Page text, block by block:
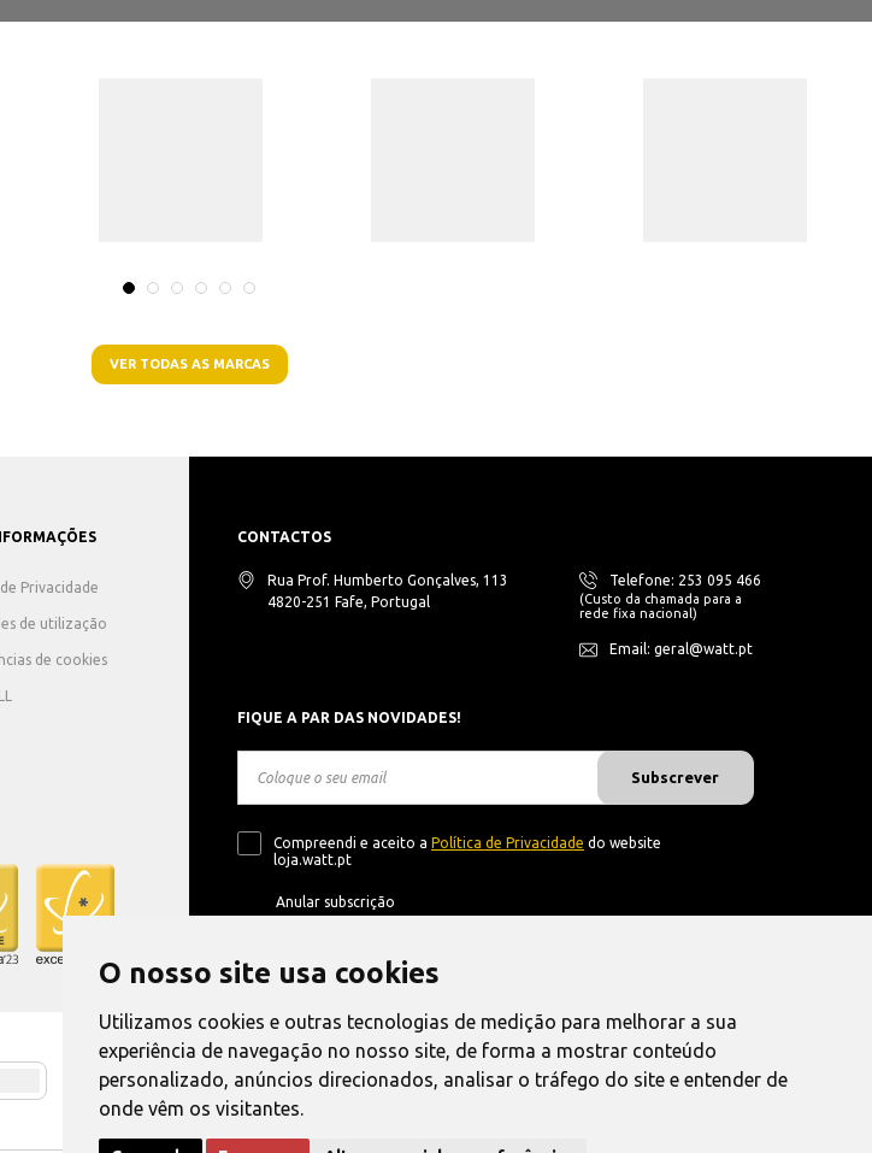
O nosso site usa cookies
Utilizamos cookies e outras tecnologias de medição para melhorar a sua
experiência de navegação no nosso site, de forma a mostrar conteúdo
personalizado, anúncios direcionados, analisar o tráfego do site e entender de
onde vêm os visitantes.
VER TODAS AS MARCAS
Privacidade
de utilização
de cookies
CONTACTOS
Rua Prof. Humberto Gonçalves, 113
4820-251 Fafe, Portugal
Telefone: 253 095 466
(Custo da chamada para a
rede fixa nacional)
Email: geral@watt.pt
FIQUE A PAR DAS NOVIDADES!
Subscrever
Compreendi e aceito a Política de Privacidade do website
loja.watt.pt
Anular subscrição
Método de Envio